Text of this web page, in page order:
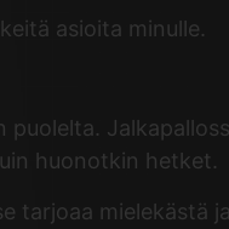
asioita minulle.
huonotkin hetket.
tarjoaa mielekästä